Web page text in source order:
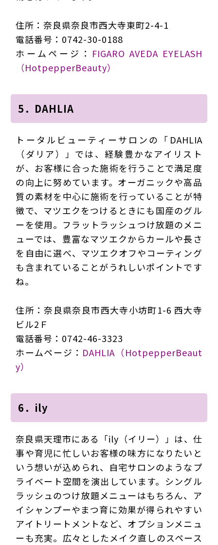
住所：奈良県奈良市西大寺東町2-4-1
電話番号：0742-30-0188
ホームページ： FIGARO AVEDA EYELASH
（HotpepperBeauty）
5．DAHLIA
トータルビューティーサロンの「DAHLIA
（ダリア）」では、経験豊かなアイリスト
が、お客様に合った施術を行うことで満足度
の向上に努めています。オーガニックや高品
質の素材を中心に施術を行っていることが特
徴で、マツエクをつけるときにも国産のグル
ーを使用。フラットラッシュつけ放題のメニ
ューでは、豊富なマツエクからカールや長さ
を自由に選べ、マツエクオフやコーティング
も含まれていることがうれしいポイントです
ね。
住所：奈良県奈良市西大寺小坊町1-6 西大寺
ビル2Ｆ
電話番号：0742-46-3323
ホームページ： DAHLIA（HotpepperBeaut
y）
6．ily
奈良県天理市にある「ily（イリー）」は、仕
事や育児に忙しいお客様の味方になりたいと
いう想いが込められ、自宅サロンのようなプ
ライベート空間を演出しています。シングル
ラッシュのつけ放題メニューはもちろん、ア
イシャンプーやまつ育に効果が得られやすい
アイトリートメントなど、オプションメニュ
ーも充実。広々としたメイク直しのスペース